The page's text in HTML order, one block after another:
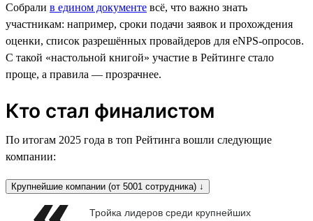
Собрали в едином документе всё, что важно знать
участникам: например, сроки подачи заявок и прохождения
оценки, список разрешённых провайдеров для eNPS-опросов.
С такой «настольной книгой» участие в Рейтинге стало
проще, а правила — прозрачнее.
Кто стал финалистом
По итогам 2025 года в топ Рейтинга вошли следующие
компании:
Крупнейшие компании (от 5001 сотрудника) ↓
Тройка лидеров среди крупнейших